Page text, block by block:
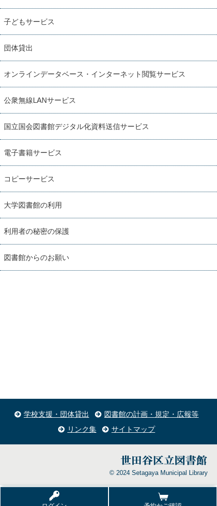
子どもサービス
団体貸出
オンラインデータベース・インターネット閲覧サービス
公衆無線LANサービス
国立国会図書館デジタル化資料送信サービス
電子書籍サービス
コピーサービス
大学図書館の利用
利用者の秘密の保護
図書館からのお願い
学校支援・団体貸出
図書館の計画・規定・広報等
リンク集
サイトマップ
© 2024 Setagaya Municipal Library